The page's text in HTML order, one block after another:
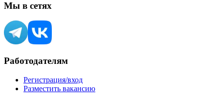
Мы в сетях
Работодателям
Регистрация/вход
Разместить вакансию